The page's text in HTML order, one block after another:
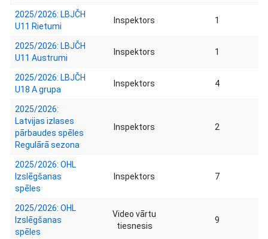
2025/2026: LBJČH
U11 Rietumi
Inspektors 1
2025/2026: LBJČH
U11 Austrumi
Inspektors 1
2025/2026: LBJČH
U18 A grupa
Inspektors 4
2025/2026:
Latvijas izlases
pārbaudes spēles
Regulārā sezona
Inspektors 2
2025/2026: OHL
Izslēgšanas
spēles
Inspektors 7
2025/2026: OHL
Izslēgšanas
spēles
Video vārtu
tiesnesis
9